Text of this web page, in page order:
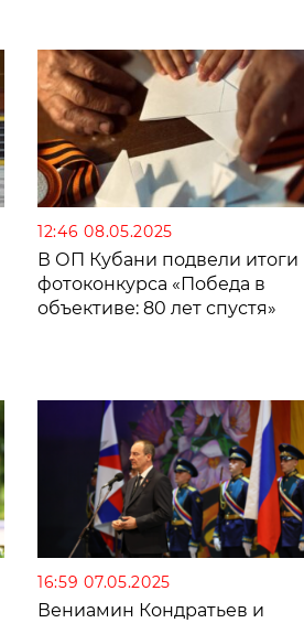
любви к Родине
12:46 08.05.2025
В ОП Кубани подвели итоги
фотоконкурса «Победа в
объективе: 80 лет спустя»
16:59 07.05.2025
Вениамин Кондратьев и